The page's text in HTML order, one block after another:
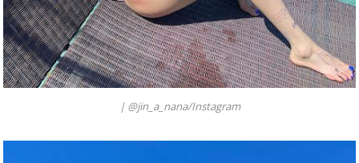
| @jin_a_nana/Instagram